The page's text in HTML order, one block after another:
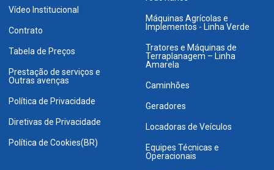
Vídeo Institucional
Contrato
Tabela de Preços
Prestação de serviços e
Outras avenças
Política de Privacidade
Diretivas de Privacidade
Política de Cookies(BR)
Máquinas Agrícolas e
Implementos - Linha Verde
Tratores e Máquinas de
Terraplanagem – Linha
Amarela
Caminhões
Geradores
Locadoras de Veículos
Equipes Técnicas e
Operacionais